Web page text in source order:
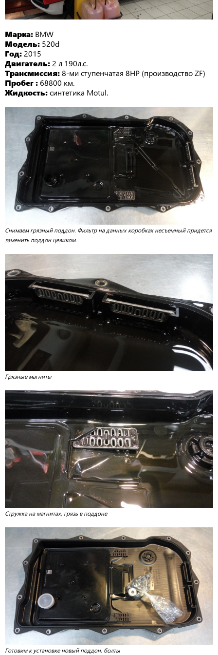
Марка: BMW
Модель: 520d
Год: 2015
Двигатель: 2 л 190л.с.
Трансмиссия:8-ми ступенчатая 8HP (производство ZF)
Пробег : 68800 км.
Жидкость:синтетика Motul.
Снимаем грязный поддон. Фильтр на данных коробках несъемный придется
заменить поддон целиком.
Грязные магниты
Стружка на магнитах, грязь в поддоне
Готовим к установке новый поддон, болты